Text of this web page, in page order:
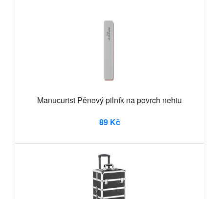
Manucurist Pěnový pilník na povrch nehtu
89 Kč